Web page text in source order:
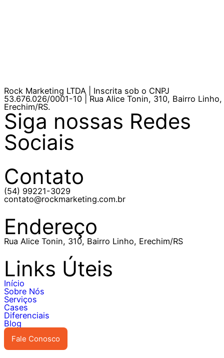
Rock Marketing LTDA | Inscrita sob o CNPJ
53.676.026/0001-10 | Rua Alice Tonin, 310, Bairro Linho,
Erechim/RS.
Siga nossas Redes
Sociais
Contato
(54) 99221-3029
contato@rockmarketing.com.br
Endereço
Rua Alice Tonin, 310, Bairro Linho, Erechim/RS
Links Úteis
Início
Sobre Nós
Serviços
Cases
Diferenciais
Blog
Fale Conosco